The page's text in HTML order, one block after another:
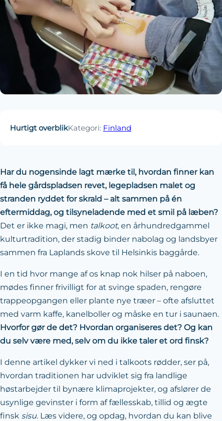
Hurtigt overblikKategori: Finland
Har du nogensinde lagt mærke til, hvordan finner kan
få hele gårdspladsen revet, legepladsen malet og
stranden ryddet for skrald – alt sammen på én
eftermiddag, og tilsyneladende med et smil på læben?
Det er ikke magi, men talkoot, en århundredgammel
kulturtradition, der stadig binder nabolag og landsbyer
sammen fra Laplands skove til Helsinkis baggårde.
I en tid hvor mange af os knap nok hilser på naboen,
mødes finner frivilligt for at svinge spaden, rengøre
trappeopgangen eller plante nye træer – ofte afsluttet
med varm kaffe, kanelboller og måske en tur i saunaen.
Hvorfor gør de det? Hvordan organiseres det? Og kan
du selv være med, selv om du ikke taler et ord finsk?
I denne artikel dykker vi ned i talkoots rødder, ser på,
hvordan traditionen har udviklet sig fra landlige
høstarbejder til bynære klimaprojekter, og afslører de
usynlige gevinster i form af fællesskab, tillid og ægte
finsk sisu. Læs videre, og opdag, hvordan du kan blive